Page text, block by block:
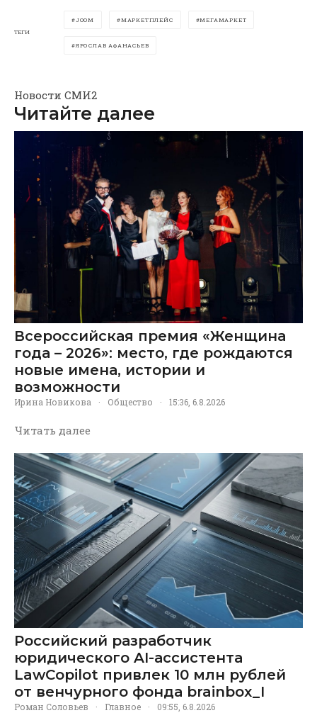
ТЕГИ
JOOM МАРКЕТПЛЕЙС МЕГАМАРКЕТ
ЯРОСЛАВ АФАНАСЬЕВ
Новости СМИ2
Читайте далее
Всероссийская премия «Женщина
года – 2026»: место, где рождаются
новые имена, истории и
возможности
Ирина Новикова · Общество · 15:36, 6.8.2026
Читать далее
Российский разработчик
юридического AI-ассистента
LawCopilot привлек 10 млн рублей
от венчурного фонда brainbox_I
Роман Соловьев · Главное · 09:55, 6.8.2026